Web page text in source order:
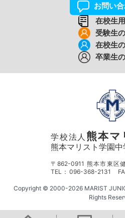
お問い合
在校生
受験生
在校生
卒業生
学校法人 熊本マ
熊本マリスト学園
〒862-0911 熊本市東区
TEL：096-368-2131
Copyright © 2000-2026 MARIST
Rights